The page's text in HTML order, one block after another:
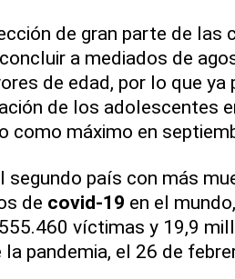
de gran parte de las
a mediados de
de edad, por lo que ya
de los adolescentes
como máximo en
segundo país con más
de covid-19 en el
víctimas y 19,9
la pandemia, el 26 de